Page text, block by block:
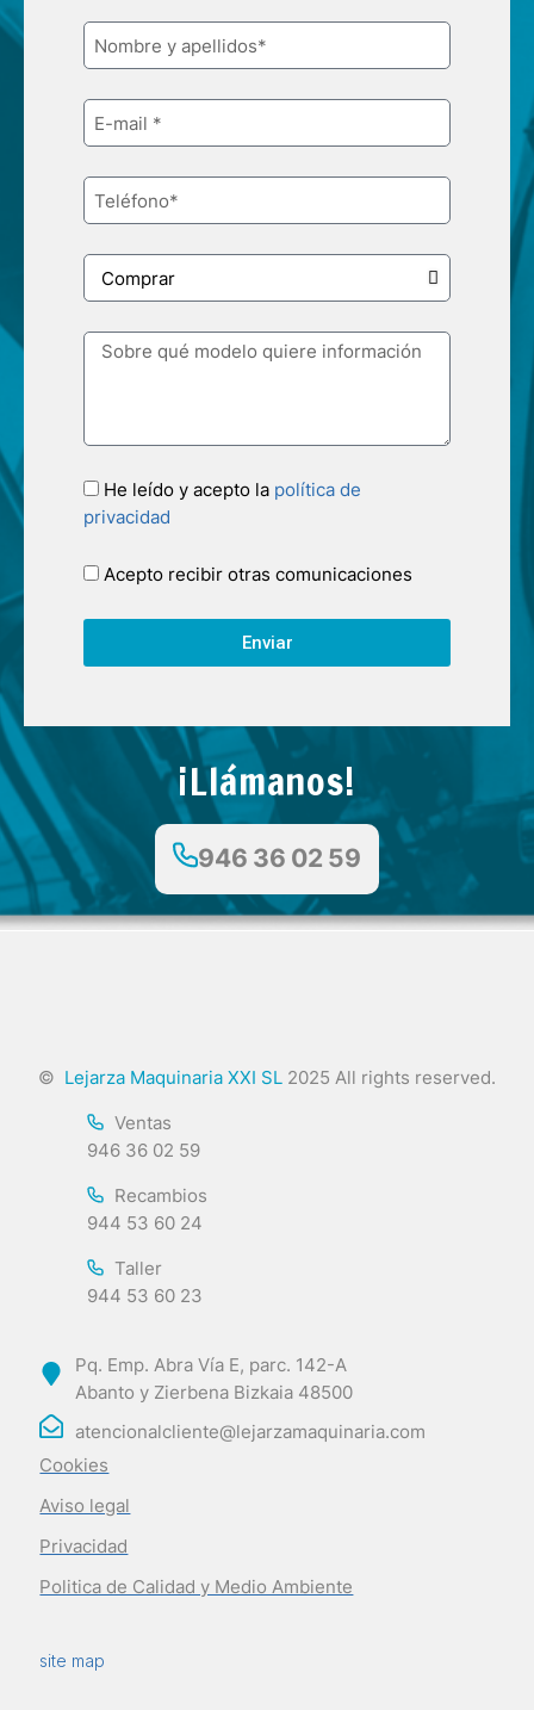
He leído y acepto la política de
privacidad
Acepto recibir otras comunicaciones
Enviar
¡Llámanos!
946 36 02 59
© Lejarza Maquinaria XXI SL 2025 All rights reserved.
Ventas
946 36 02 59
Recambios
944 53 60 24
Taller
944 53 60 23
Pq. Emp. Abra Vía E, parc. 142-A
Abanto y Zierbena Bizkaia 48500
atencionalcliente@lejarzamaquinaria.com
Cookies
Aviso legal
Privacidad
Politica de Calidad y Medio Ambiente
site map